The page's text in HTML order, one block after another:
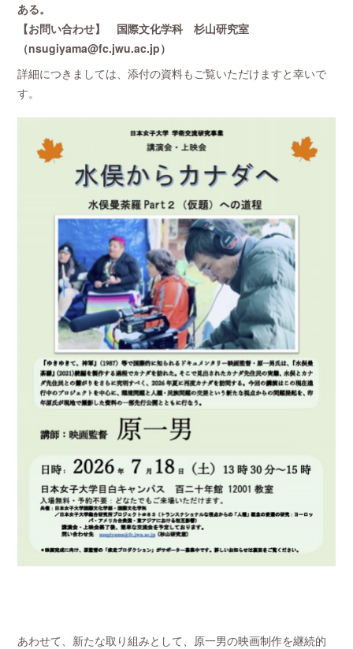
ある。
【お問い合わせ】 国際文化学科 杉山研究室
（nsugiyama@fc.jwu.ac.jp）
詳細につきましては、添付の資料もご覧いただけますと幸いで
す。
あわせて、新たな取り組みとして、原一男の映画制作を継続的